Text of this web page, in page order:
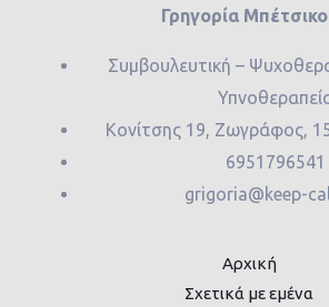
Γρηγορία
Συμβουλευτική –
Κονίτσης 19, Ζωγράφος,
6951796541
grigoria@keep-
Αρχική
Σχετικά με εμένα